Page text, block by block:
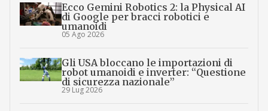
Ecco Gemini Robotics 2: la Physical AI
di Google per bracci robotici e
umanoidi
05 Ago 2026
Gli USA bloccano le importazioni di
robot umanoidi e inverter: “Questione
di sicurezza nazionale”
29 Lug 2026